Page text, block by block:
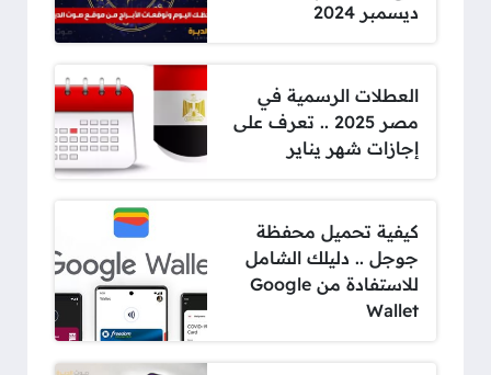
ديسمبر 2024
العطلات الرسمية في
مصر 2025 .. تعرف على
إجازات شهر يناير
كيفية تحميل محفظة
جوجل .. دليلك الشامل
للاستفادة من Google
Wallet